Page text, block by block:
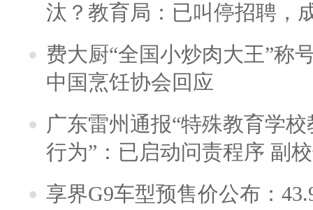
汰？教育局：已叫停招聘，
费大厨“全国小炒肉大王”称
中国烹饪协会回应
广东雷州通报“特殊教育学
行为”：已启动问责程序 副
享界G9车型预售价公布：